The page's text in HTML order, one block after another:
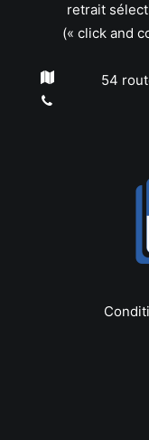
retrait
(« click and
54